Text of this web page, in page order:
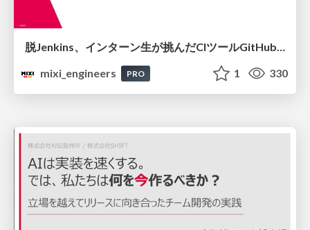
mixi_engineers
PRO 1 330